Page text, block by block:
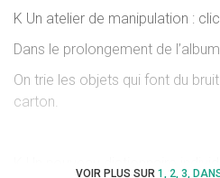
K Un atelier de manipulation : clic
Dans le prolongement de
On trie les objets qui font du
carton.
VOIR PLUS SUR 1, 2, 3,